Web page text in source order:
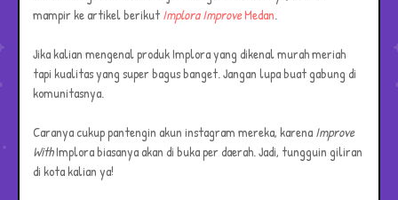
mampir ke artikel berikutImplora ImproveMedan.
Jika kalian mengenal produk Implora yang dikenal murah meriah
tapi kualitas yang super bagus banget. Jangan lupa buat gabung di
komunitasnya.
Caranya cukup pantengin akun instagram mereka, karenaImprove
WithImplora biasanya akan di buka per daerah. Jadi, tungguin giliran
di kota kalian ya!